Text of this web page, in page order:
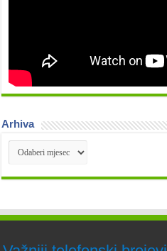
Arhiva
Arhiva